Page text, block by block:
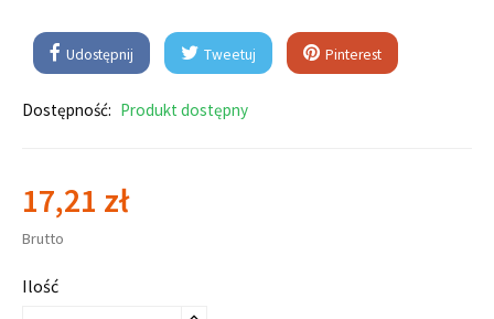
Udostępnij Tweetuj Pinterest
Dostępność: Produkt dostępny
17,21 zł
Brutto
Ilość